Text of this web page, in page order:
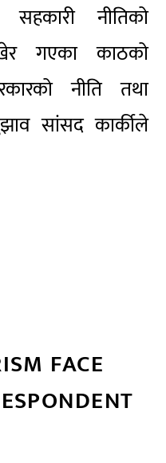
नीतिको
गएका काठको
नीति तथा
सांसद कार्कीले
FACE